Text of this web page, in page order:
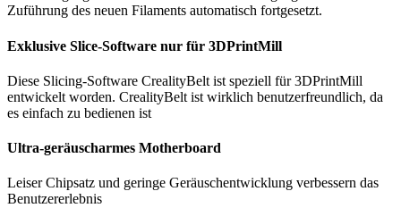
Zuführung des neuen Filaments automatisch fortgesetzt.
Exklusive Slice-Software nur für 3DPrintMill
Diese Slicing-Software CrealityBelt ist speziell für 3DPrintMill
entwickelt worden. CrealityBelt ist wirklich benutzerfreundlich, da
es einfach zu bedienen ist
Ultra-geräuscharmes Motherboard
Leiser Chipsatz und geringe Geräuschentwicklung verbessern das
Benutzererlebnis